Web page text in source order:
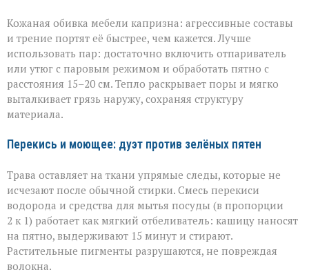
Кожаная обивка мебели капризна: агрессивные составы
и трение портят её быстрее, чем кажется. Лучше
использовать пар: достаточно включить отпариватель
или утюг с паровым режимом и обработать пятно с
расстояния 15–20 см. Тепло раскрывает поры и мягко
выталкивает грязь наружу, сохраняя структуру
материала.
Перекись и моющее: дуэт против зелёных пятен
Трава оставляет на ткани упрямые следы, которые не
исчезают после обычной стирки. Смесь перекиси
водорода и средства для мытья посуды (в пропорции
2 к 1) работает как мягкий отбеливатель: кашицу наносят
на пятно, выдерживают 15 минут и стирают.
Растительные пигменты разрушаются, не повреждая
волокна.